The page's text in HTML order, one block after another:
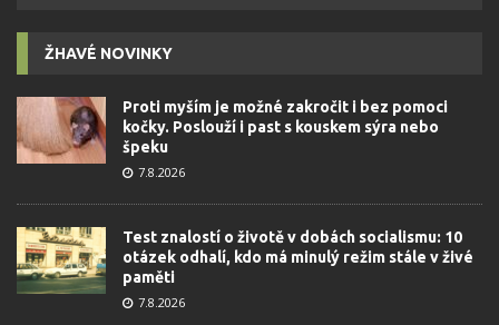
ŽHAVÉ NOVINKY
Proti myším je možné zakročit i bez pomoci
kočky. Poslouží i past s kouskem sýra nebo
špeku
7.8.2026
Test znalostí o životě v dobách socialismu: 10
otázek odhalí, kdo má minulý režim stále v živé
paměti
7.8.2026